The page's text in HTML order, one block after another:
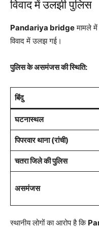
विवाद में उलझी पुलिस
Pandariya bridgeमामले में
विवाद में उलझ गई।
पुलिस के असमंजस की स्थिति:
बिंदु
घटनास्थल
पिपरवार थाना (रांची)
चतरा जिले की पुलिस
असमंजस
स्थानीय लोगों का आरोप है कि